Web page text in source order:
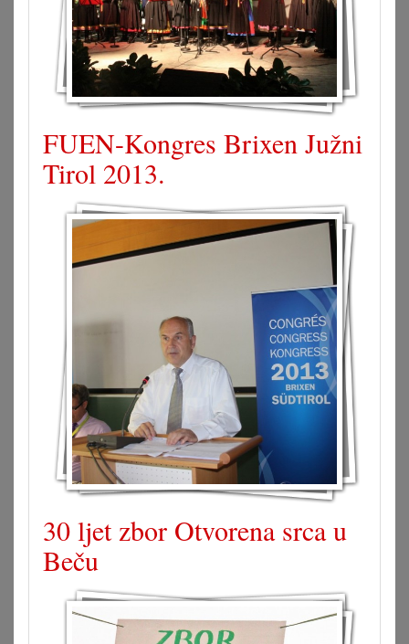
FUEN-Kongres Brixen Južni
Tirol 2013.
30 ljet zbor Otvorena srca u
Beču